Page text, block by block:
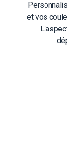
et vos